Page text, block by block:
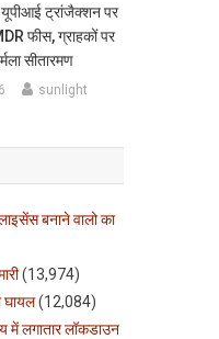
ट्रांजैक्शन पर
फीस, ग्राहकों पर
सीतारमण
sunlight
बनाने वालो का
(13,974)
घायल(12,084)
में लगातार लॉकडाउन